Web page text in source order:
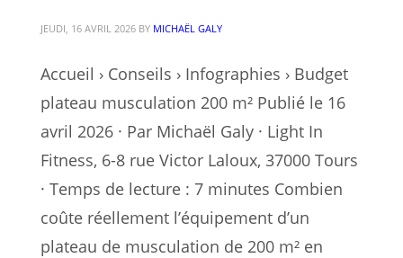
JEUDI, 16 AVRIL 2026 BY MICHAËL GALY
Accueil › Conseils › Infographies › Budget
plateau musculation 200 m² Publié le 16
avril 2026 · Par Michaël Galy · Light In
Fitness, 6-8 rue Victor Laloux, 37000 Tours
· Temps de lecture : 7 minutes Combien
coûte réellement l’équipement d’un
plateau de musculation de 200 m² en